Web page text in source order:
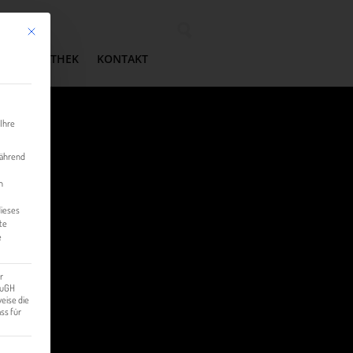
MEDIATHEK KONTAKT
Mit diesem Button wird der Dialog geschlossen. Seine Funktionalität ist identisch mit der
die
für